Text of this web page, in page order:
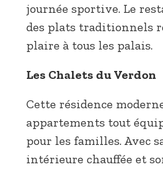
journée sportive. Le
des plats traditionnels
plaire à tous les palais.
Les Chalets du Verdon
Cette résidence
appartements tout
pour les familles. Avec
intérieure chauffée et